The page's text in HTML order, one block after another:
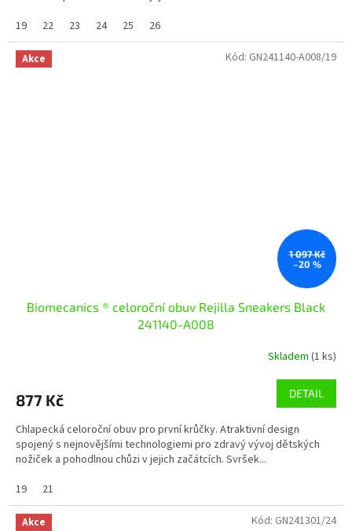
19
22 23 24 25 26
Akce
1 097 Kč
–20 %
Biomecanics ® celoroční obuv Rejilla Sneakers Black
241140-A008
Skladem (1 ks)
877 Kč DETAIL
Chlapecká celoroční obuv pro první krůčky. Atraktivní design
spojený s nejnovějšími technologiemi pro zdravý vývoj dětských
nožiček a pohodlnou chůzi v jejich začátcích. Svršek...
19
21
Kód: GN241140-A008/19
Akce
Kód: GN241301/24